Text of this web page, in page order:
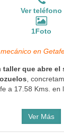
Ver teléfono
1Foto
en
taller que abre el
,
a 17.58 Kms. en
Ver Más